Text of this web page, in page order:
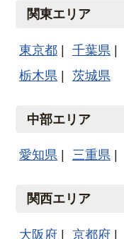
関東エリア
東京都 千葉県
栃木県
茨城県
中部エリア
愛知県 三重県
関西エリア
大阪府 京都府